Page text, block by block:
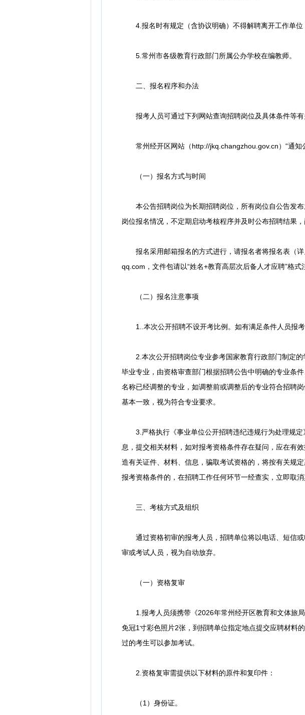
4.报名时有规定（含协议明确）不得解聘离开工作单位
5.常州市各级教育行政部门所属公办学校在编教师。
二、报名程序和办法
报考人员可通过下列网站查询招聘岗位及具体条件等有
常州经开区网站（http://jkq.changzhou.gov.cn）“通知
（一）报名方式与时间
本公告招聘岗位为长期招聘岗位，所有岗位自公告发布
岗位报名情况，不定期启动考核程序并及时公布招聘结果，
报名采用邮箱报名的方式进行，请报名者将报名表（详
qq.com，文件包请以“姓名+教育高层次后备人才应聘”格
（二）报名注意事项
1..本次公开招聘不设开考比例。如有满足条件人员报考
2.本次公开招聘岗位专业参考国家教育行政部门制定的
毕业专业，由资格审查部门根据招聘公告中明确的专业条
名称已经调整的专业，如调整前或调整后的专业符合招聘
基本一致，视为符合专业要求。
3.严格执行《事业单位公开招聘违纪违规行为处理规定
息，提交相关材料，如对报考资格条件存在疑问，应在有
造有关证件、材料、信息，骗取考试资格的，将按有关规
报考资格条件的，在招聘工作任何环节一经查实，立即取消
三、考核方式及组织
通过资格初审的报考人员，招聘单位将以电话、短信或
审或考试人员，视为自动放弃。
（一）资格复审
1.报考人员须携带《2026年常州经开区教育和文体旅局
免冠1寸彩色照片2张，到招聘单位指定地点提交应聘材料
过的考生可以参加考试。
2.资格复审需提供以下材料的原件和复印件：
（1）身份证。